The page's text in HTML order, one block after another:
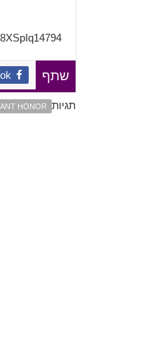
שתף
תגיות HONOR